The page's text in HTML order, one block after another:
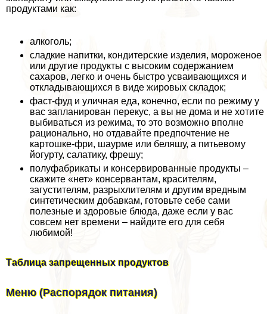
продуктами как:
алкоголь;
сладкие напитки, кондитерские изделия, мороженое
или другие продукты с высоким содержанием
сахаров, легко и очень быстро усваивающихся и
откладывающихся в виде жировых складок;
фаст-фуд и уличная еда, конечно, если по режиму у
вас запланирован перекус, а вы не дома и не хотите
выбиваться из режима, то это возможно вполне
рационально, но отдавайте предпочтение не
картошке-фри, шаурме или беляшу, а питьевому
йогурту, салатику, фрешу;
полуфабрикаты и консервированные продукты –
скажите «нет» консервантам, красителям,
загустителям, разрыхлителям и другим вредным
синтетическим добавкам, готовьте себе сами
полезные и здоровые блюда, даже если у вас
совсем нет времени – найдите его для себя
любимой!
Таблица запрещенных продуктов
Меню (Распорядок питания)